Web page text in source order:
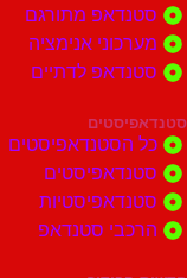
מתורגם
אנימציה
לדתיים
סטנדאפ